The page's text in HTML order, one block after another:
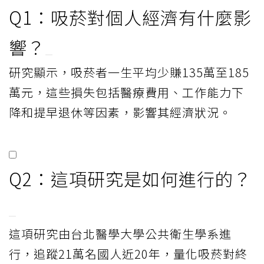
Q1：吸菸對個人經濟有什麼影
響？
研究顯示，吸菸者一生平均少賺135萬至185
萬元，這些損失包括醫療費用、工作能力下
降和提早退休等因素，影響其經濟狀況。
Q2：這項研究是如何進行的？
這項研究由台北醫學大學公共衛生學系進
行，追蹤21萬名國人近20年，量化吸菸對終